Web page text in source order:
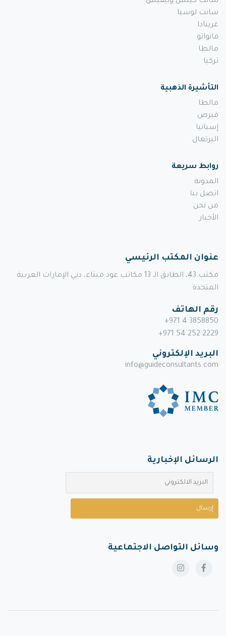
سانت لوسيا
غرينادا
فانواتو
مالطا
تركيا
التأشيرة الذهبية
مالطا
قبرص
إسبانيا
البرتغال
روابط سريعة
المدونة
اتصل بنا
من نحن
الأخبار
عنوان المكتب الرئيسي
مكتب 43، الطابق الـ 13 مكاتب عود ميثاء، دبي الإمارات العربية
المتحدة
رقم الهاتف
+971 4 3858850
+971 54 252 2229
البريد الإلكتروني
info@guideconsultants.com
الرسائل الإخبارية
وسائل التواصل الاجتماعية